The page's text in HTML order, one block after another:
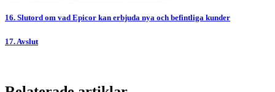
16. Slutord om vad Epicor kan erbjuda nya och befintliga kunder
17. Avslut